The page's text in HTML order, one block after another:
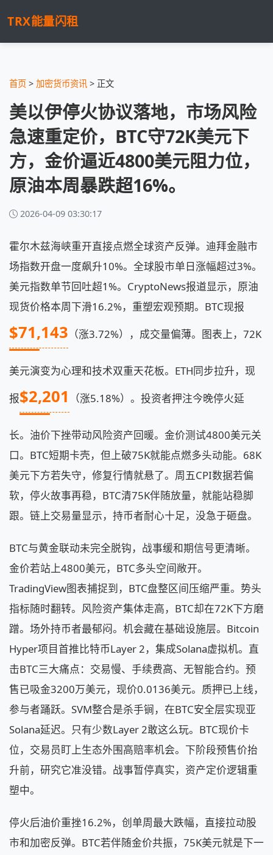
TRX能量闪租
首页 > 加密货币资讯 > 正文
美以伊停火协议落地，市场风险
急速重定价，BTC守72K美元下
方，金价逼近4800美元阻力位，
原油本周暴跌超16%。
2026-04-09 03:30:17
霍尔木兹海峡重开直接点燃全球资产反弹。迪拜金融市
场指数开盘一度飙升10%。全球股市单日涨幅超过3%。
美元指数单节回吐超1%。CryptoNews报道显示，原油
现货价格本周下滑16.2%，重塑宏观预期。BTC现报
$71,143 （涨3.72%），成交量偏薄。图表上，72K
美元演变为心理和技术双重天花板。ETH同步拉升，现
报$2,201 （涨5.18%）。投资者押注今晚停火延
长。油价下挫带动风险资产回暖。金价测试4800美元关
口。BTC短期卡壳，但上破75K就能点燃多头动能。68K
美元下方若失守，修复行情就悬了。周五CPI数据若偏
软，停火故事再稳，BTC清75K伴随放量，就能站稳脚
跟。链上交易量显示，持币者耐心十足，没急于砸盘。
BTC与黄金联动未完全脱钩，战事缓和期信号更清晰。
金价若站上4800美元，BTC多头空间敞开。
TradingView图表捕捉到，BTC盘整区间压缩严重。势头
指标随时翻转。风险资产集体走高，BTC却在72K下方磨
蹭。场外持币者最郁闷。机会藏在基础设施层。Bitcoin
Hyper项目首推比特币Layer 2，集成Solana虚拟机。直
击BTC三大痛点：交易慢、手续费高、无智能合约。预
售已吸金3200万美元，现价0.0136美元。质押已上线，
参与者踊跃。SVM整合是杀手锏，在BTC安全层实现亚
Solana延迟。只有少数Layer 2敢这么玩。BTC现价卡
位，交易员盯上生态外围高赔率机会。下阶段预售价抬
升前，研究它准没错。战事暂停真实，资产定价逻辑重
塑中。
停火后油价重挫16.2%，创单周最大跌幅，直接拉动股
市和加密反弹。BTC若伴随金价共振，75K美元就是下一